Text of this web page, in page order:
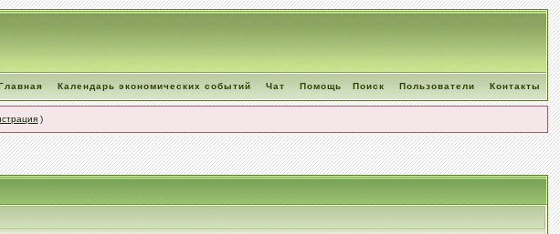
Календарь экономических событий Чат Помощь Поиск Пользователи Контакты
)